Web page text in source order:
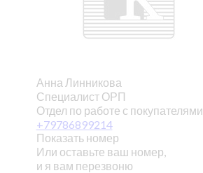
Анна Линникова
Специалист ОРП
Отдел по работе с покупателями
+79786899214
Показать номер
Или оставьте ваш номер,
и я вам перезвоню